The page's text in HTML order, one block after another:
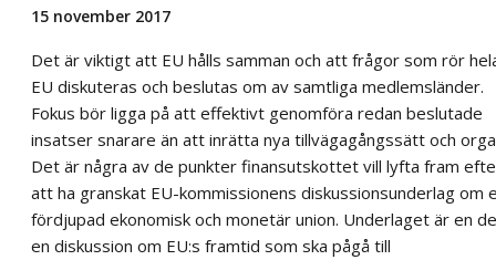
15 november 2017
Det är viktigt att EU hålls samman och att frågor som rör
EU diskuteras och beslutas om av samtliga medlemsländer.
Fokus bör ligga på att effektivt genomföra redan beslutade
insatser snarare än att inrätta nya tillvägagångssätt och
Det är några av de punkter finansutskottet vill lyfta fram
att ha granskat EU-kommissionens diskussionsunderlag om
fördjupad ekonomisk och monetär union. Underlaget är en
en diskussion om EU:s framtid som ska pågå till